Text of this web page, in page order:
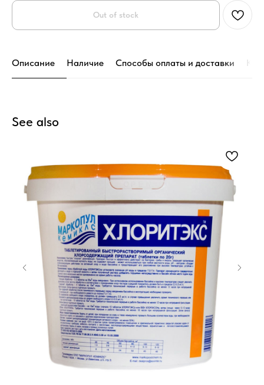
Out of stock
Описание Наличие Способы оплаты и доставки
See also